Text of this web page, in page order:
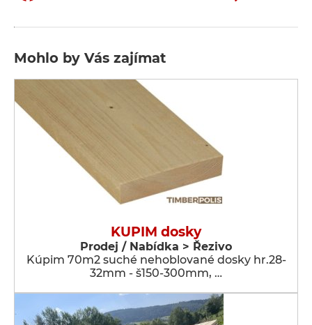
Mohlo by Vás zajímat
KUPIM dosky
Prodej / Nabídka > Řezivo
Kúpim 70m2 suché nehoblované dosky hr.28-
32mm - š150-300mm, …